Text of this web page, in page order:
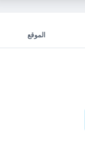
الموقع